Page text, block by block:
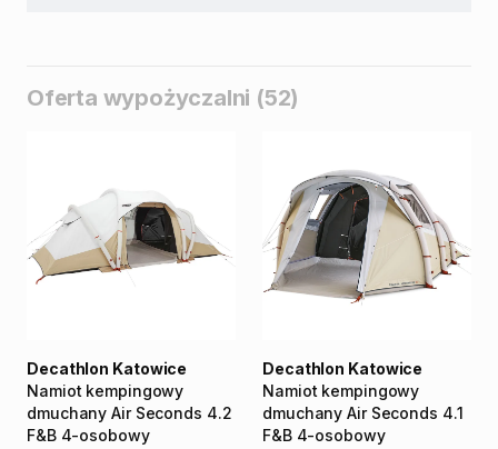
Oferta wypożyczalni (52)
Namiot kempingowy
dmuchany Air Seconds 4.2
F&B 4-osobowy
Decathlon Katowice
Namiot kempingowy
dmuchany Air Seconds 4.1
F&B 4-osobowy
Decathlon Katowice